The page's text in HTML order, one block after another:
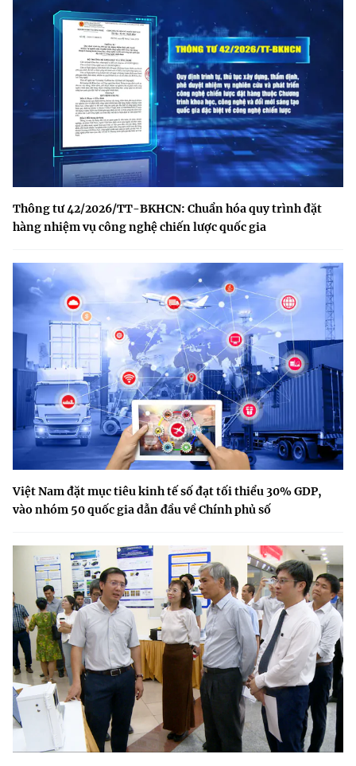
Thông tư 42/2026/TT-BKHCN: Chuẩn hóa quy trình đặt
hàng nhiệm vụ công nghệ chiến lược quốc gia
Việt Nam đặt mục tiêu kinh tế số đạt tối thiểu 30% GDP,
vào nhóm 50 quốc gia dẫn đầu về Chính phủ số